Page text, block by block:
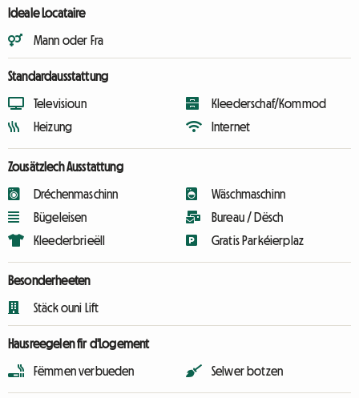
Ideale Locataire
Mann oder Fra
Standardausstattung
Televisioun
Heizung
Kleederschaf/Kommod
Internet
Zousätzlech Ausstattung
Dréchenmaschinn
Bügeleisen
Kleederbrieëll
Wäschmaschinn
Bureau / Dësch
Gratis Parkéierplaz
Besonderheeten
Stäck ouni Lift
Hausreegelen fir d'Logement
Fëmmen verbueden Selwer botzen